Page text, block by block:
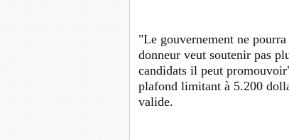
"Le gouvernement ne
donneur veut soutenir pas
candidats il peut
plafond limitant à 5.200
valide.